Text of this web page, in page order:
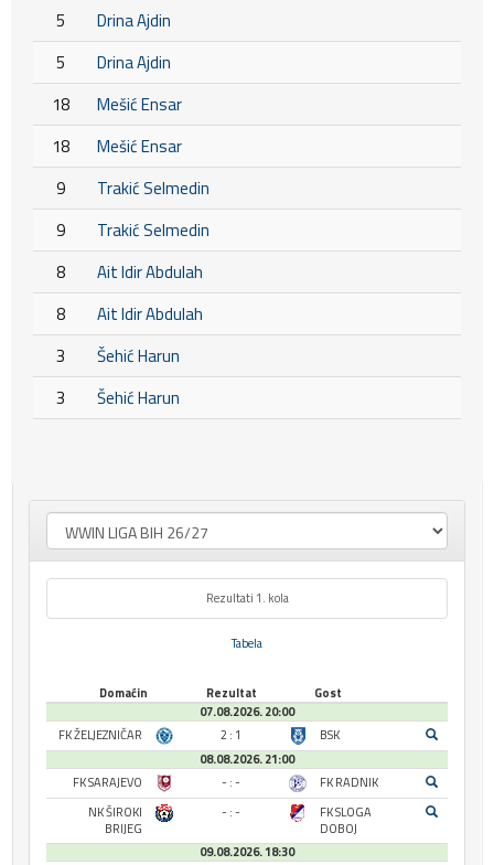
5
Drina Ajdin
5
Drina Ajdin
18
Mešić Ensar
18
Mešić Ensar
9
Trakić Selmedin
9
Trakić Selmedin
8
Ait Idir Abdulah
8
Ait Idir Abdulah
3
Šehić Harun
3
Šehić Harun
Rezultati 1. kola
Tabela
Domaćin Rezultat
Gost
07.08.2026. 20:00
FK ŽELJEZNIČAR
2 : 1
BSK
08.08.2026. 21:00
FK SARAJEVO
- : -
FK RADNIK
NK ŠIROKI
BRIJEG
- : -
FK SLOGA
DOBOJ
09.08.2026. 18:30